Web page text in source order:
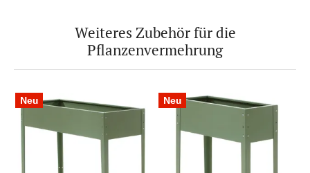
Weiteres Zubehör für die
Pflanzenvermehrung
Neu Neu